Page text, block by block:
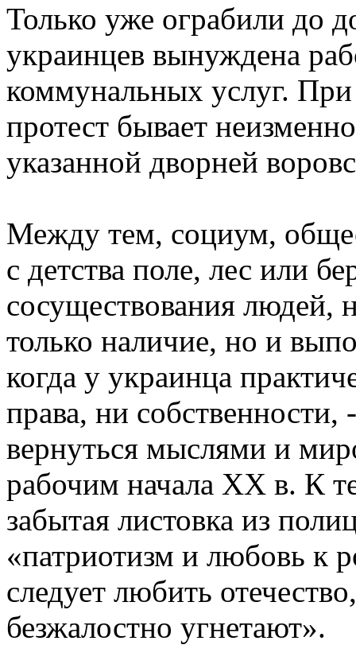
Только уже ограбили до
украинцев вынуждена
коммунальных услуг.
протест бывает
указанной дворней
Между тем, социум,
с детства поле, лес или
сосуществования
только наличие, но и
когда у украинца
права, ни
вернуться мыслями и
рабочим начала ХХ в. К
забытая листовка из
«патриотизм и любовь к
следует любить
безжалостно угнетают».